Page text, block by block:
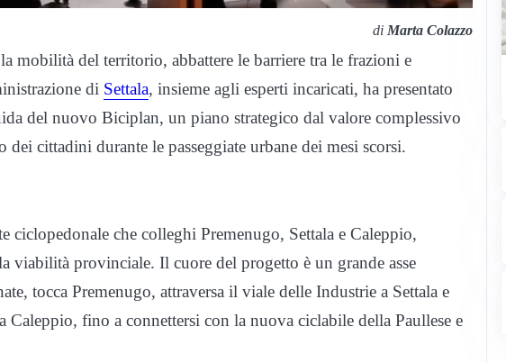
di Marta Colazzo
mobilità del territorio, abbattere le barriere tra le frazioni e
di Settala, insieme agli esperti incaricati, ha presentato
del nuovo Biciplan, un piano strategico dal valore complessivo
cittadini durante le passeggiate urbane dei mesi scorsi.
ciclopedonale che colleghi Premenugo, Settala e Caleppio,
viabilità provinciale. Il cuore del progetto è un grande asse
tocca Premenugo, attraversa il viale delle Industrie a Settala e
Caleppio, fino a connettersi con la nuova ciclabile della Paullese e